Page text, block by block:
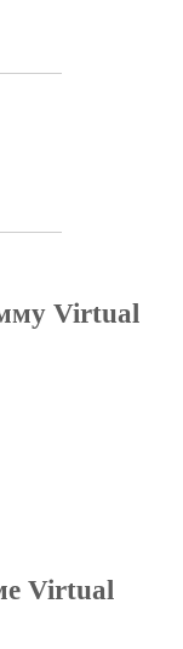
Virtual
Virtual